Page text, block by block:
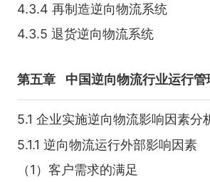
4.3.4 再制造逆向物流系统
4.3.5 退货逆向物流系统
第五章 中国逆向物流行业运行
5.1 企业实施逆向物流影响因素分
5.1.1 逆向物流运行外部影响因素
（1）客户需求的满足